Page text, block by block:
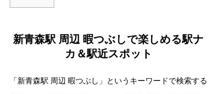
新青森駅 周辺 暇つぶしで楽しめる駅ナ
カ＆駅近スポット
「新青森駅 周辺 暇つぶし」というキーワードで検索する